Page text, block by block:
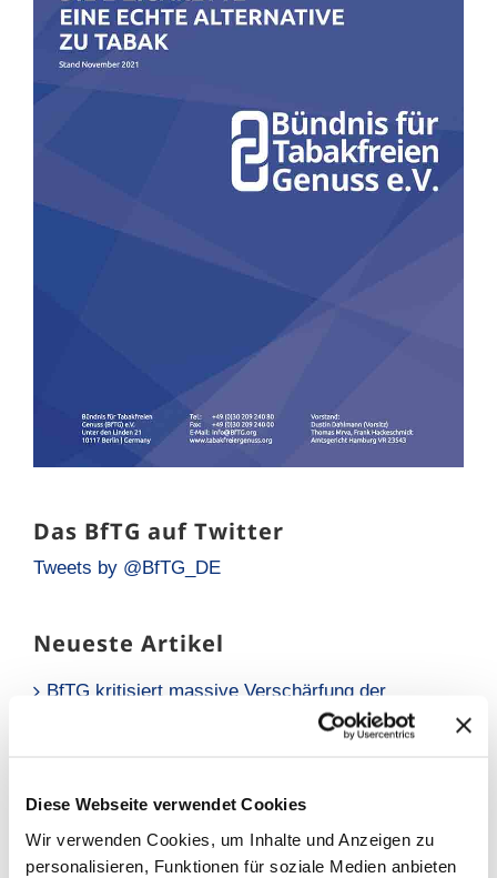
Diese Webseite verwendet Cookies
Wir verwenden Cookies, um Inhalte und Anzeigen zu
personalisieren, Funktionen für soziale Medien anbieten
Das BfTG auf Twitter
Tweets by @BfTG_DE
Neueste Artikel
BfTG kritisiert massive Verschärfung der
Liquidsteuer: Gesundheitspolitisch falsches
Raucher vom Umstieg ab
BfTG zum Referentenentwurf des